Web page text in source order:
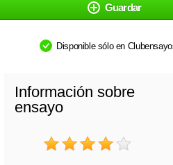
Guardar
Disponible sólo en
Información sobre
ensayo